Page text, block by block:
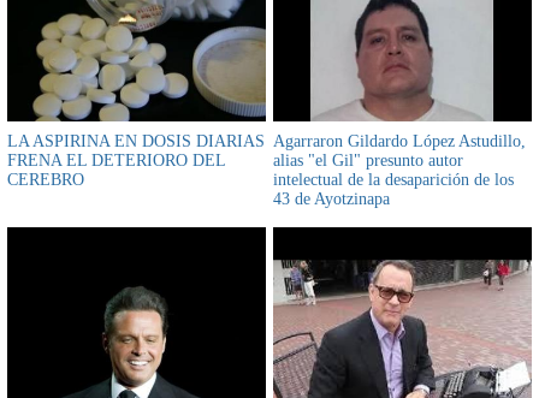
LA ASPIRINA EN DOSIS DIARIAS
FRENA EL DETERIORO DEL
CEREBRO
Agarraron Gildardo López Astudillo,
alias "el Gil" presunto autor
intelectual de la desaparición de los
43 de Ayotzinapa